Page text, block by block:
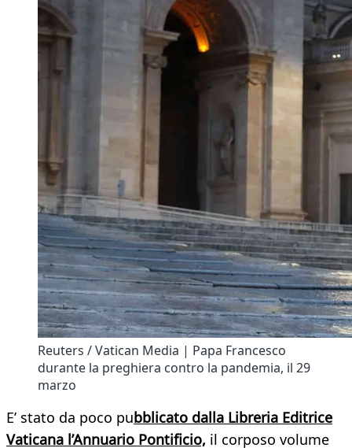
Reuters / Vatican Media | Papa Francesco
durante la preghiera contro la pandemia, il 29
marzo
E’ stato da poco pubblicato dalla Libreria Editrice
Vaticana l’Annuario Pontificio, il corposo volume